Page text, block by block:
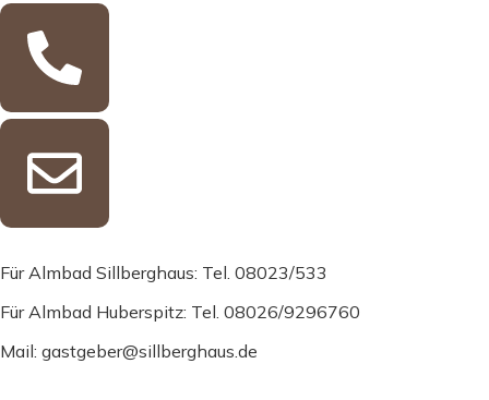
Für Almbad Sillberghaus: Tel. 08023/533
Für Almbad Huberspitz: Tel. 08026/9296760
Mail: gastgeber@sillberghaus.de